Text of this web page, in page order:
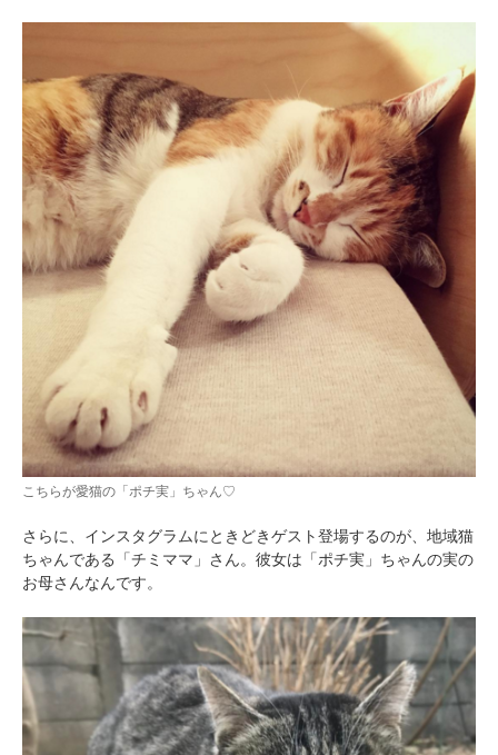
こちらが愛猫の「ポチ実」ちゃん♡
さらに、インスタグラムにときどきゲスト登場するのが、地域猫
ちゃんである「チミママ」さん。彼女は「ポチ実」ちゃんの実の
お母さんなんです。